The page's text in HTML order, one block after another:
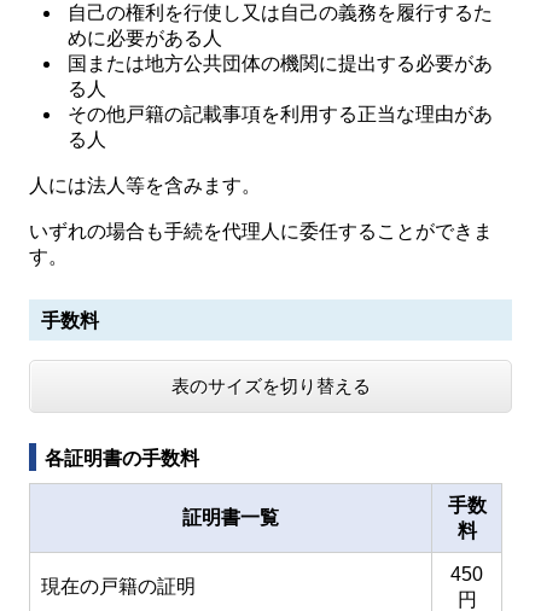
自己の権利を行使し又は自己の義務を履行するた
めに必要がある人
国または地方公共団体の機関に提出する必要があ
る人
その他戸籍の記載事項を利用する正当な理由があ
る人
人には法人等を含みます。
いずれの場合も手続を代理人に委任することができま
す。
手数料
表のサイズを切り替える
各証明書の手数料
証明書一覧
手数
料
現在の戸籍の証明
450
円